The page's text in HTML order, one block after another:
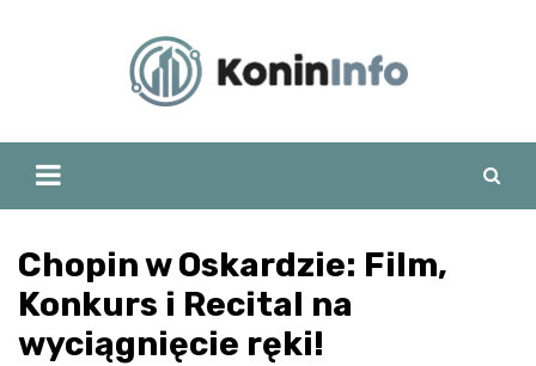
Chopin w Oskardzie: Film,
Konkurs i Recital na
wyciągnięcie ręki!